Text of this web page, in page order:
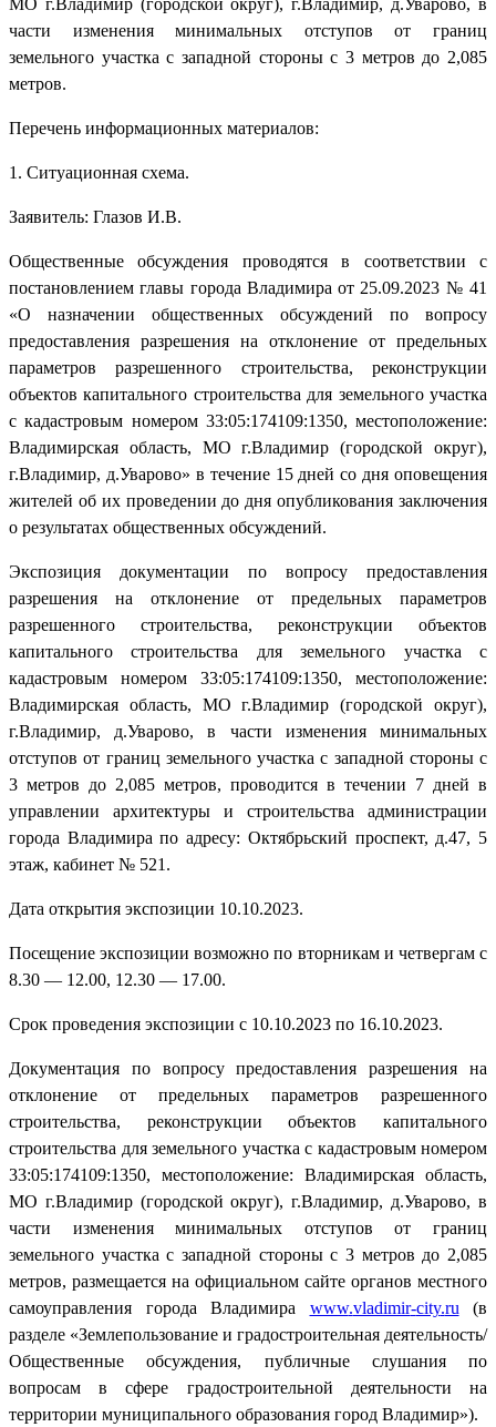
части изменения минимальных отступов от границ
земельного участка с западной стороны с 3 метров до 2,085
метров.
Перечень информационных материалов:
1. Ситуационная схема.
Заявитель: Глазов И.В.
Общественные обсуждения проводятся в соответствии с
постановлением главы города Владимира от 25.09.2023 № 41
«О назначении общественных обсуждений по вопросу
предоставления разрешения на отклонение от предельных
параметров разрешенного строительства, реконструкции
объектов капитального строительства для земельного участка
с кадастровым номером 33:05:174109:1350, местоположение:
Владимирская область, МО г.Владимир (городской округ),
г.Владимир, д.Уварово» в течение 15 дней со дня оповещения
жителей об их проведении до дня опубликования заключения
о результатах общественных обсуждений.
Экспозиция документации по вопросу предоставления
разрешения на отклонение от предельных параметров
разрешенного строительства, реконструкции объектов
капитального строительства для земельного участка с
кадастровым номером 33:05:174109:1350, местоположение:
Владимирская область, МО г.Владимир (городской округ),
г.Владимир, д.Уварово, в части изменения минимальных
отступов от границ земельного участка с западной стороны с
3 метров до 2,085 метров, проводится в течении 7 дней в
управлении архитектуры и строительства администрации
города Владимира по адресу: Октябрьский проспект, д.47, 5
этаж, кабинет № 521.
Дата открытия экспозиции 10.10.2023.
Посещение экспозиции возможно по вторникам и четвергам с
8.30 — 12.00, 12.30 — 17.00.
Срок проведения экспозиции с 10.10.2023 по 16.10.2023.
Документация по вопросу предоставления разрешения на
отклонение от предельных параметров разрешенного
строительства, реконструкции объектов капитального
строительства для земельного участка с кадастровым номером
33:05:174109:1350, местоположение: Владимирская область,
МО г.Владимир (городской округ), г.Владимир, д.Уварово, в
части изменения минимальных отступов от границ
земельного участка с западной стороны с 3 метров до 2,085
метров, размещается на официальном сайте органов местного
самоуправления города Владимира www.vladimir-city.ru (в
разделе «Землепользование и градостроительная деятельность/
Общественные обсуждения, публичные слушания по
вопросам в сфере градостроительной деятельности на
территории муниципального образования город Владимир»).